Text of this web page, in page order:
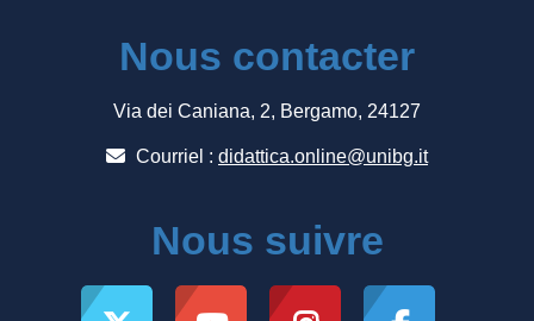
Nous contacter
Via dei Caniana, 2, Bergamo, 24127
Courriel : didattica.online@unibg.it
Nous suivre